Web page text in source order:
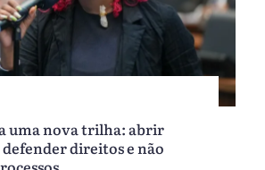
uma nova trilha: abrir
direitos e não